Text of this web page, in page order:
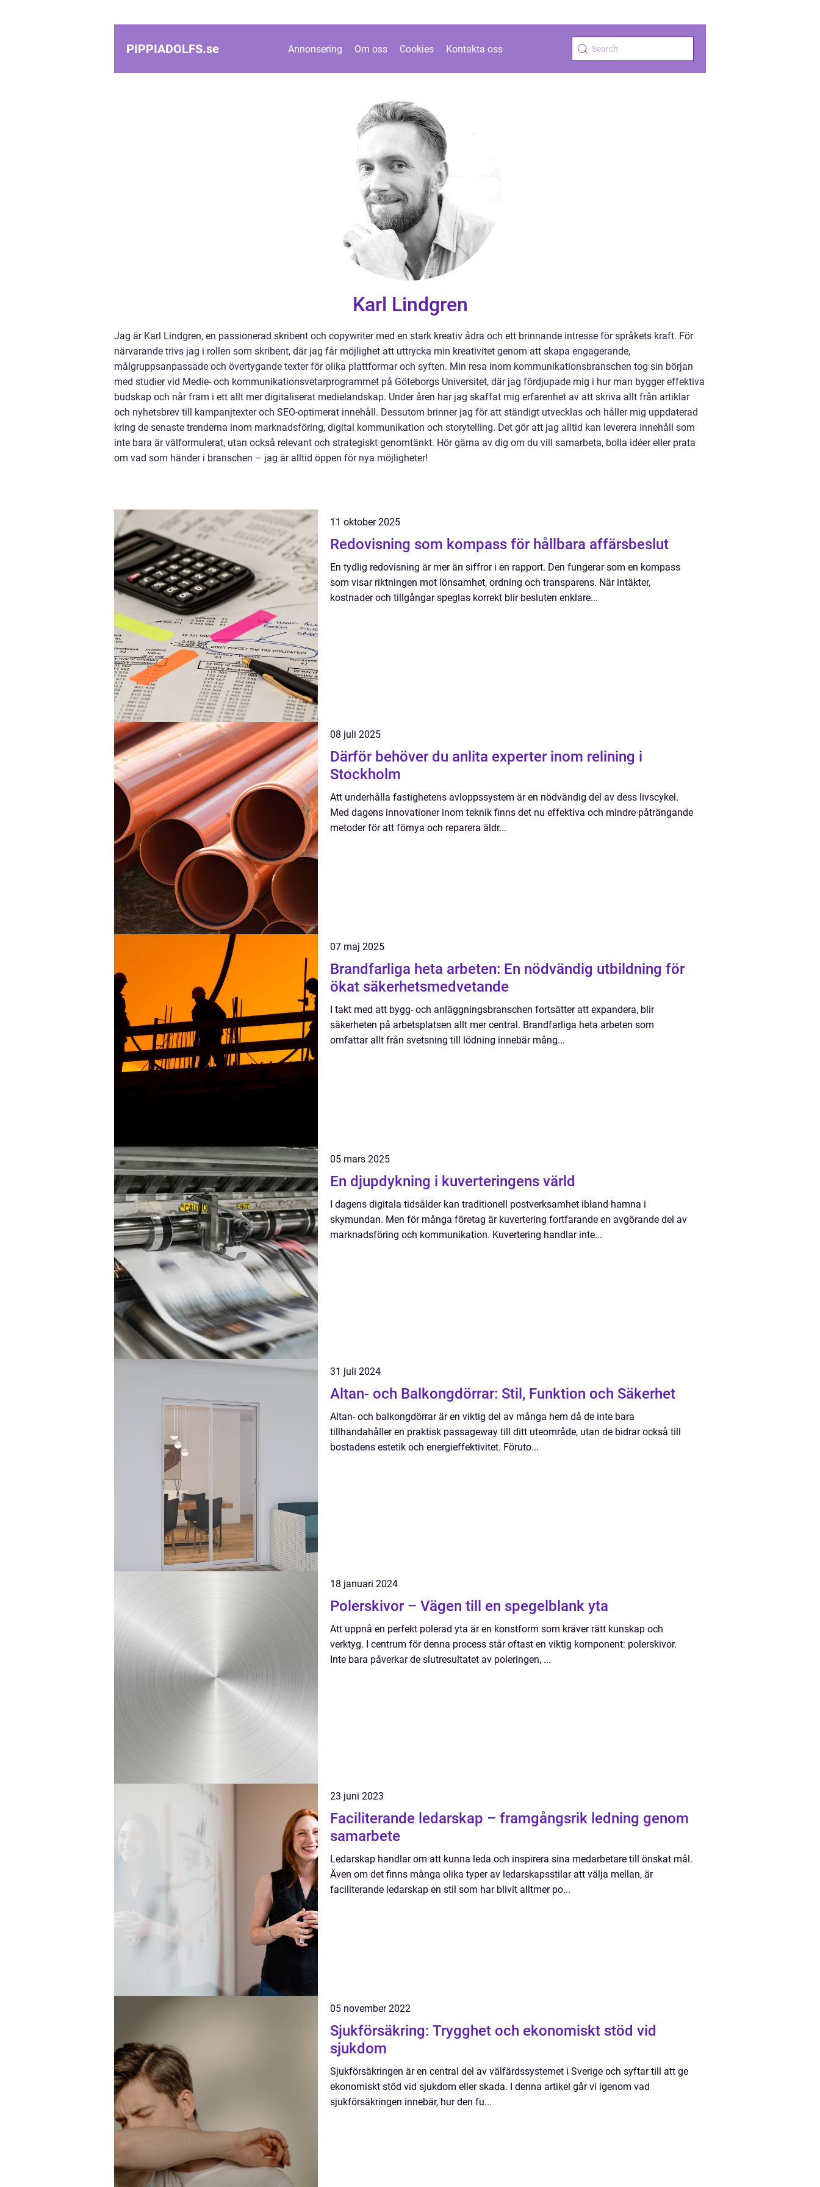
PIPPIADOLFS.se Annonsering Om oss Cookies Kontakta oss
Karl Lindgren
Jag är Karl Lindgren, en passionerad skribent och copywriter med en stark kreativ ådra och ett brinnande intresse för språkets kraft. För
närvarande trivs jag i rollen som skribent, där jag får möjlighet att uttrycka min kreativitet genom att skapa engagerande,
målgruppsanpassade och övertygande texter för olika plattformar och syften. Min resa inom kommunikationsbranschen tog sin början
med studier vid Medie- och kommunikationsvetarprogrammet på Göteborgs Universitet, där jag fördjupade mig i hur man bygger effektiva
budskap och når fram i ett allt mer digitaliserat medielandskap. Under åren har jag skaffat mig erfarenhet av att skriva allt från artiklar
och nyhetsbrev till kampanjtexter och SEO-optimerat innehåll. Dessutom brinner jag för att ständigt utvecklas och håller mig uppdaterad
kring de senaste trenderna inom marknadsföring, digital kommunikation och storytelling. Det gör att jag alltid kan leverera innehåll som
inte bara är välformulerat, utan också relevant och strategiskt genomtänkt. Hör gärna av dig om du vill samarbeta, bolla idéer eller prata
om vad som händer i branschen – jag är alltid öppen för nya möjligheter!
11 oktober 2025
Redovisning som kompass för hållbara affärsbeslut
En tydlig redovisning är mer än siffror i en rapport. Den fungerar som en kompass
som visar riktningen mot lönsamhet, ordning och transparens. När intäkter,
kostnader och tillgångar speglas korrekt blir besluten enklare...
08 juli 2025
Därför behöver du anlita experter inom relining i
Stockholm
Att underhålla fastighetens avloppssystem är en nödvändig del av dess livscykel.
Med dagens innovationer inom teknik finns det nu effektiva och mindre påträngande
metoder för att förnya och reparera äldr...
07 maj 2025
Brandfarliga heta arbeten: En nödvändig utbildning för
ökat säkerhetsmedvetande
I takt med att bygg- och anläggningsbranschen fortsätter att expandera, blir
säkerheten på arbetsplatsen allt mer central. Brandfarliga heta arbeten som
omfattar allt från svetsning till lödning innebär mång...
05 mars 2025
En djupdykning i kuverteringens värld
I dagens digitala tidsålder kan traditionell postverksamhet ibland hamna i
skymundan. Men för många företag är kuvertering fortfarande en avgörande del av
marknadsföring och kommunikation. Kuvertering handlar inte...
31 juli 2024
Altan- och Balkongdörrar: Stil, Funktion och Säkerhet
Altan- och balkongdörrar är en viktig del av många hem då de inte bara
tillhandahåller en praktisk passageway till ditt uteområde, utan de bidrar också till
bostadens estetik och energieffektivitet. Föruto...
18 januari 2024
Polerskivor – Vägen till en spegelblank yta
Att uppnå en perfekt polerad yta är en konstform som kräver rätt kunskap och
verktyg. I centrum för denna process står oftast en viktig komponent: polerskivor.
Inte bara påverkar de slutresultatet av poleringen, ...
23 juni 2023
Faciliterande ledarskap – framgångsrik ledning genom
samarbete
Ledarskap handlar om att kunna leda och inspirera sina medarbetare till önskat mål.
Även om det finns många olika typer av ledarskapsstilar att välja mellan, är
faciliterande ledarskap en stil som har blivit alltmer po...
05 november 2022
Sjukförsäkring: Trygghet och ekonomiskt stöd vid
sjukdom
Sjukförsäkringen är en central del av välfärdssystemet i Sverige och syftar till att ge
ekonomiskt stöd vid sjukdom eller skada. I denna artikel går vi igenom vad
sjukförsäkringen innebär, hur den fu...